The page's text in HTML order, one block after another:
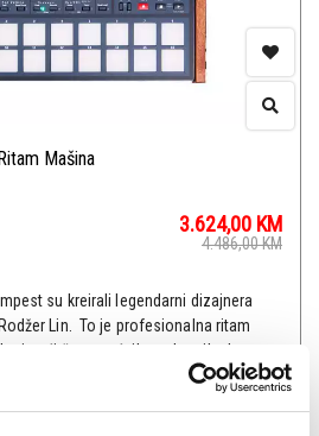
Mašina
3.624,00 KM
4.486,00KM
su kreirali legendarni dizajnera
Lin. To je profesionalna ritam
šest moćnih analognih glasova
operativni sis...